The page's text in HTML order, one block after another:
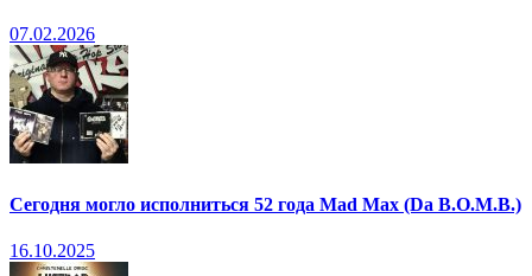
07.02.2026
Сегодня могло исполниться 52 года Mad Max (Da B.O.M.B.)
16.10.2025